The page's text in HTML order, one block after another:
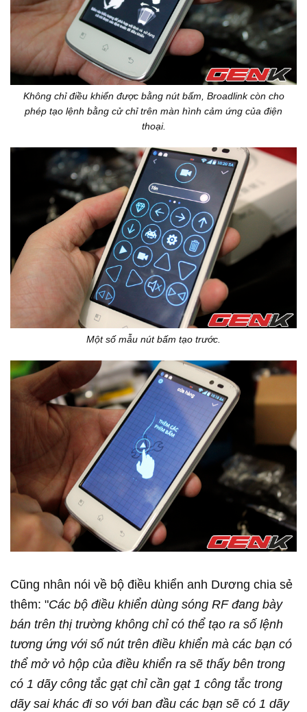
Không chỉ điều khiển được bằng nút bấm, Broadlink còn cho
phép tạo lệnh bằng cử chỉ trên màn hình cảm ứng của điện
thoại.
Một số mẫu nút bấm tạo trước.
Cũng nhân nói về bộ điều khiển anh Dương chia sẻ
thêm: "Các bộ điều khiển dùng sóng RF đang bày
bán trên thị trường không chỉ có thể tạo ra số lệnh
tương ứng với số nút trên điều khiển mà các bạn có
thể mở vỏ hộp của điều khiển ra sẽ thấy bên trong
có 1 dãy công tắc gạt chỉ cần gạt 1 công tắc trong
dãy sai khác đi so với ban đầu các bạn sẽ có 1 dãy